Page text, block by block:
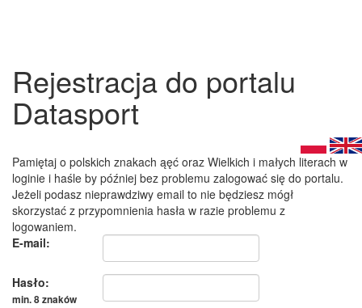
Rejestracja do portalu
Datasport
Pamiętaj o polskich znakach ąęć oraz Wielkich i małych literach w
loginie i haśle by później bez problemu zalogować się do portalu.
Jeżeli podasz nieprawdziwy email to nie będziesz mógł
skorzystać z przypomnienia hasła w razie problemu z
logowaniem.
E-mail:
Hasło:
min. 8 znaków